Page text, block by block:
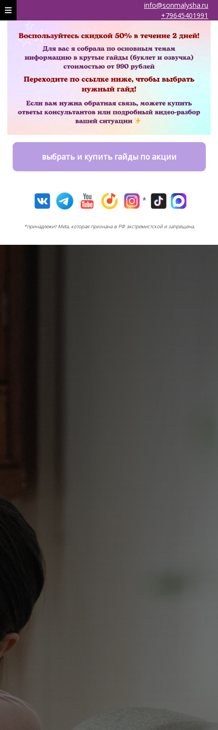
info@sonmalysha.ru
+79645401991
выбрать и купить гайды по акции
*
*принадлежит Meta, которая признана в РФ экстремистской и запрещена.